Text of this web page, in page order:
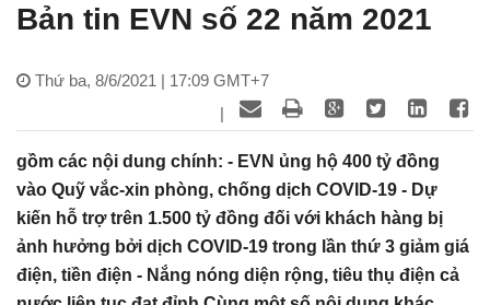
Bản tin EVN số 22 năm 2021
Thứ ba, 8/6/2021 | 17:09 GMT+7
|
gồm các nội dung chính: - EVN ủng hộ 400 tỷ đồng
vào Quỹ vắc-xin phòng, chống dịch COVID-19 - Dự
kiến hỗ trợ trên 1.500 tỷ đồng đối với khách hàng bị
ảnh hưởng bởi dịch COVID-19 trong lần thứ 3 giảm giá
điện, tiền điện - Nắng nóng diện rộng, tiêu thụ điện cả